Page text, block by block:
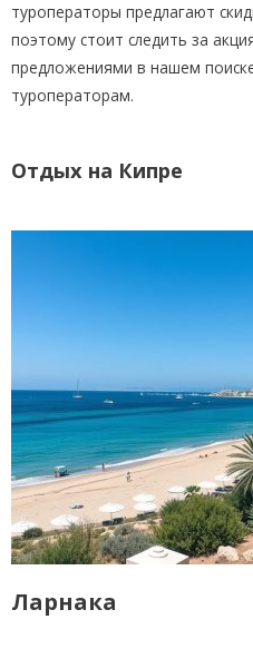
туроператоры предлагают
поэтому стоит следить за
предложениями в нашем
туроператорам.
Отдых на Кипре
Ларнака